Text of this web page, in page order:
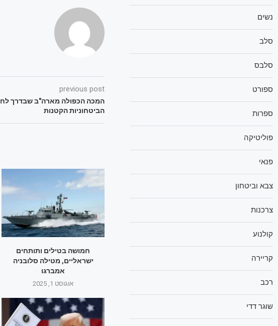
previous post
המכה הכפולה מארה"ב שבדרך
הביטחוניות הקטנות
חמושה בטילים ותותחים
ישראליים, מטילה סלובניה
אמברגו
אוגוסט 1, 2025
נשים
סלב
סלבס
ספורט
ספרות
פוליטיקה
פנאי
צבא וביטחון
צרכנות
קולנוע
קריירה
רכב
שוגר דדי